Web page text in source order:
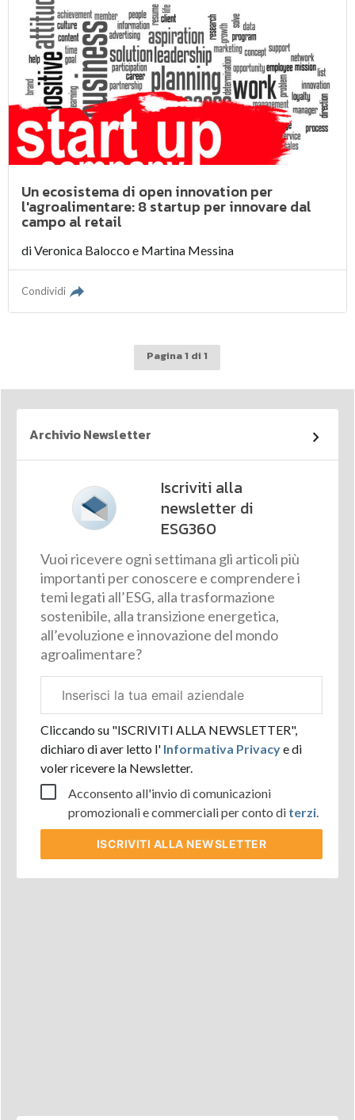
Un ecosistema di open innovation per
l'agroalimentare: 8 startup per innovare dal
campo al retail
diVeronica Balocco e Martina Messina
Condividi
Pagina 1 di 1
Archivio Newsletter
Iscriviti alla
newsletter di
ESG360
Vuoi ricevere ogni settimana gli articoli più
importanti per conoscere e comprendere i
temi legati all’ESG, alla trasformazione
sostenibile, alla transizione energetica,
all’evoluzione e innovazione del mondo
agroalimentare?
aziendale
Cliccando su "ISCRIVITI ALLA NEWSLETTER",
dichiaro di aver letto l'Informativa Privacye di
voler ricevere la Newsletter.
Acconsento all'invio di comunicazioni
promozionali e commerciali per conto di terzi.
ISCRIVITI ALLA NEWSLETTER